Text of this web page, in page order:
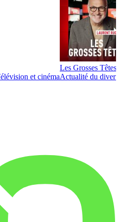
et cinéma
Les Grosses Têtes
Actualité du